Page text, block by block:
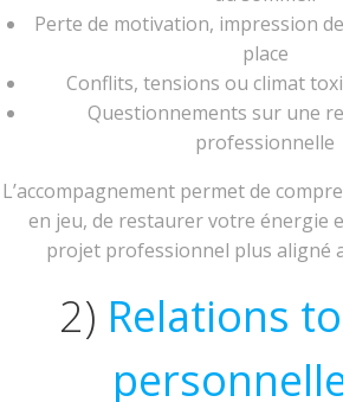
Perte de motivation, impression
place
Conflits, tensions ou climat
Questionnements sur une
professionnelle
L’accompagnement permet de
en jeu, de restaurer votre énergie
projet professionnel plus aligné
2) Relations